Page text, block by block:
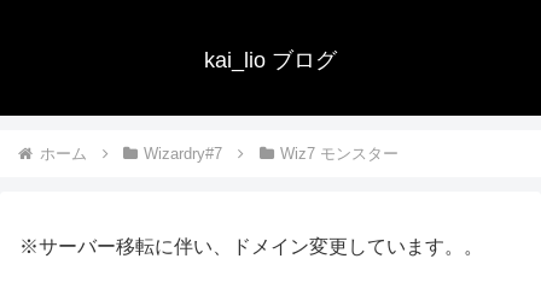
kai_lio ブログ
ホーム Wizardry#7 Wiz7 モンスター
※サーバー移転に伴い、ドメイン変更しています。。